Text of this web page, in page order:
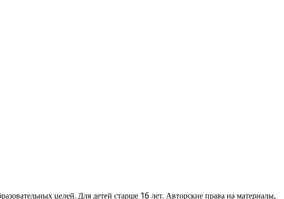
целей. Для детей старше 16 лет. Авторские права на материалы,